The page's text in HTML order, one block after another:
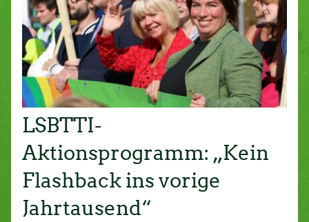
LSBTTI-
Aktionsprogramm: „Kein
Flashback ins vorige
Jahrtausend“